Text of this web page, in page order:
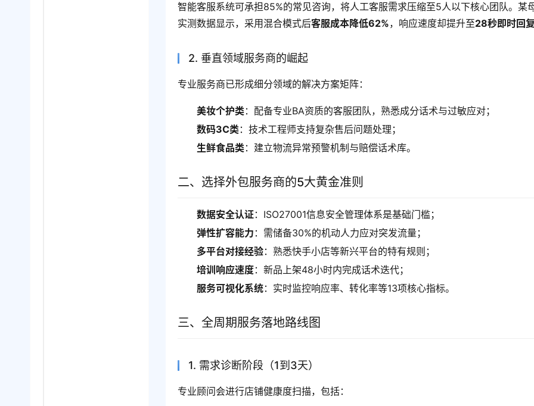
智能客服系统可承担85%的常见咨询，将人工客服需求压缩至5人以下核心团队。某
实测数据显示，采用混合模式后客服成本降低62%，响应速度却提升至28秒即时回
2. 垂直领域服务商的崛起
专业服务商已形成细分领域的解决方案矩阵：
美妆个护类：配备专业BA资质的客服团队，熟悉成分话术与过敏应对；
数码3C类：技术工程师支持复杂售后问题处理；
生鲜食品类：建立物流异常预警机制与赔偿话术库。
二、选择外包服务商的5大黄金准则
数据安全认证：ISO27001信息安全管理体系是基础门槛；
弹性扩容能力 ：需储备30%的机动人力应对突发流量；
多平台对接经验：熟悉快手小店等新兴平台的特有规则；
培训响应速度：新品上架48小时内完成话术迭代；
服务可视化系统：实时监控响应率、转化率等13项核心指标。
三、全周期服务落地路线图
1. 需求诊断阶段（1到3天）
专业顾问会进行店铺健康度扫描，包括：